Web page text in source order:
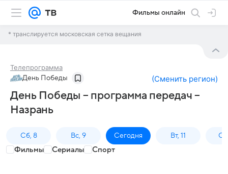
Фильмы онлайн
* транслируется московская сетка вещания
Телепрограмма
День Победы (Сменить регион)
День Победы – программа передач –
Назрань
Сб, 8 Вс, 9 Сегодня Вт, 11
Фильмы Сериалы Спорт